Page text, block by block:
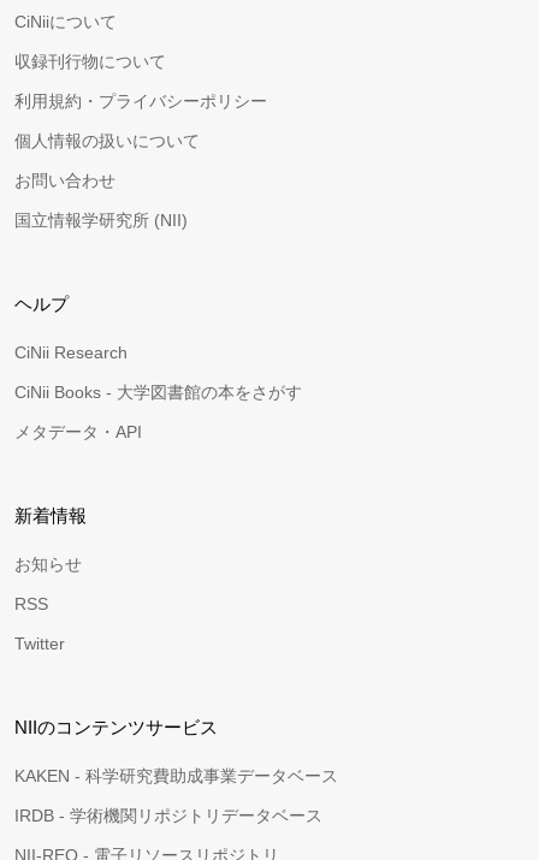
CiNiiについて
収録刊行物について
利用規約・プライバシーポリシー
個人情報の扱いについて
お問い合わせ
国立情報学研究所 (NII)
ヘルプ
CiNii Research
CiNii Books - 大学図書館の本をさがす
メタデータ・API
新着情報
お知らせ
RSS
Twitter
NIIのコンテンツサービス
KAKEN - 科学研究費助成事業データベース
IRDB - 学術機関リポジトリデータベース
NII-REO - 電子リソースリポジトリ